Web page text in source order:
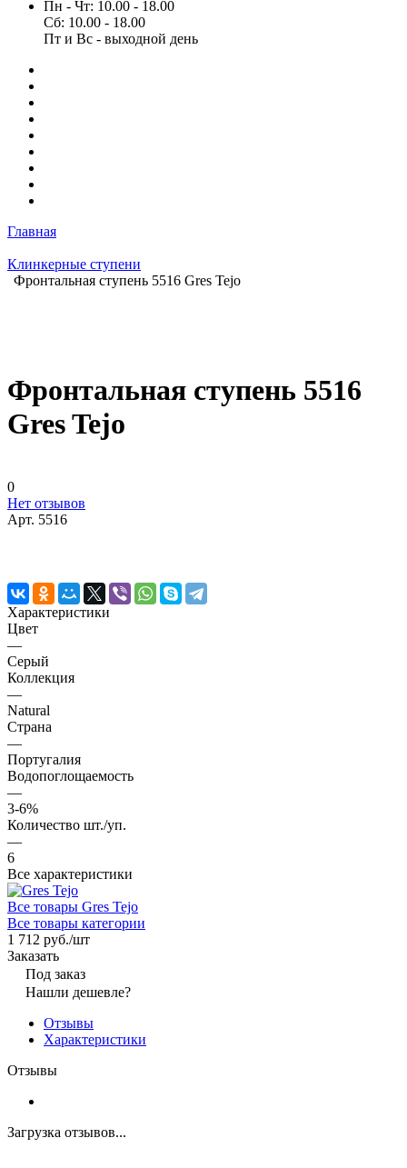
Пн - Чт: 10.00 - 18.00
Сб: 10.00 - 18.00
Пт и Вс - выходной день
Главная
Клинкерные ступени
Фронтальная ступень 5516 Gres Tejo
Фронтальная ступень 5516
Gres Tejo
0
Нет отзывов
Арт. 5516
Характеристики
Цвет
—
Серый
Коллекция
—
Natural
Страна
—
Португалия
Водопоглощаемость
—
3-6%
Количество шт./уп.
—
6
Все характеристики
Все товары Gres Tejo
Все товары категории
1 712 руб./шт
Заказать
Под заказ
Нашли дешевле?
Отзывы
Характеристики
Отзывы
Загрузка отзывов...